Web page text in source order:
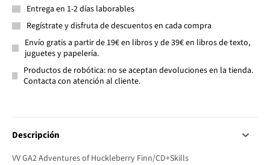
Entrega en 1-2 días laborables
Regístrate y disfruta de descuentos en cada compra
Envío gratis a partir de 19€ en libros y de 39€ en libros de texto,
juguetes y papelería.
Productos de robótica: no se aceptan devoluciones en la tienda.
Contacta con atención al cliente.
Descripción
VV GA2 Adventures of Huckleberry Finn/CD+Skills